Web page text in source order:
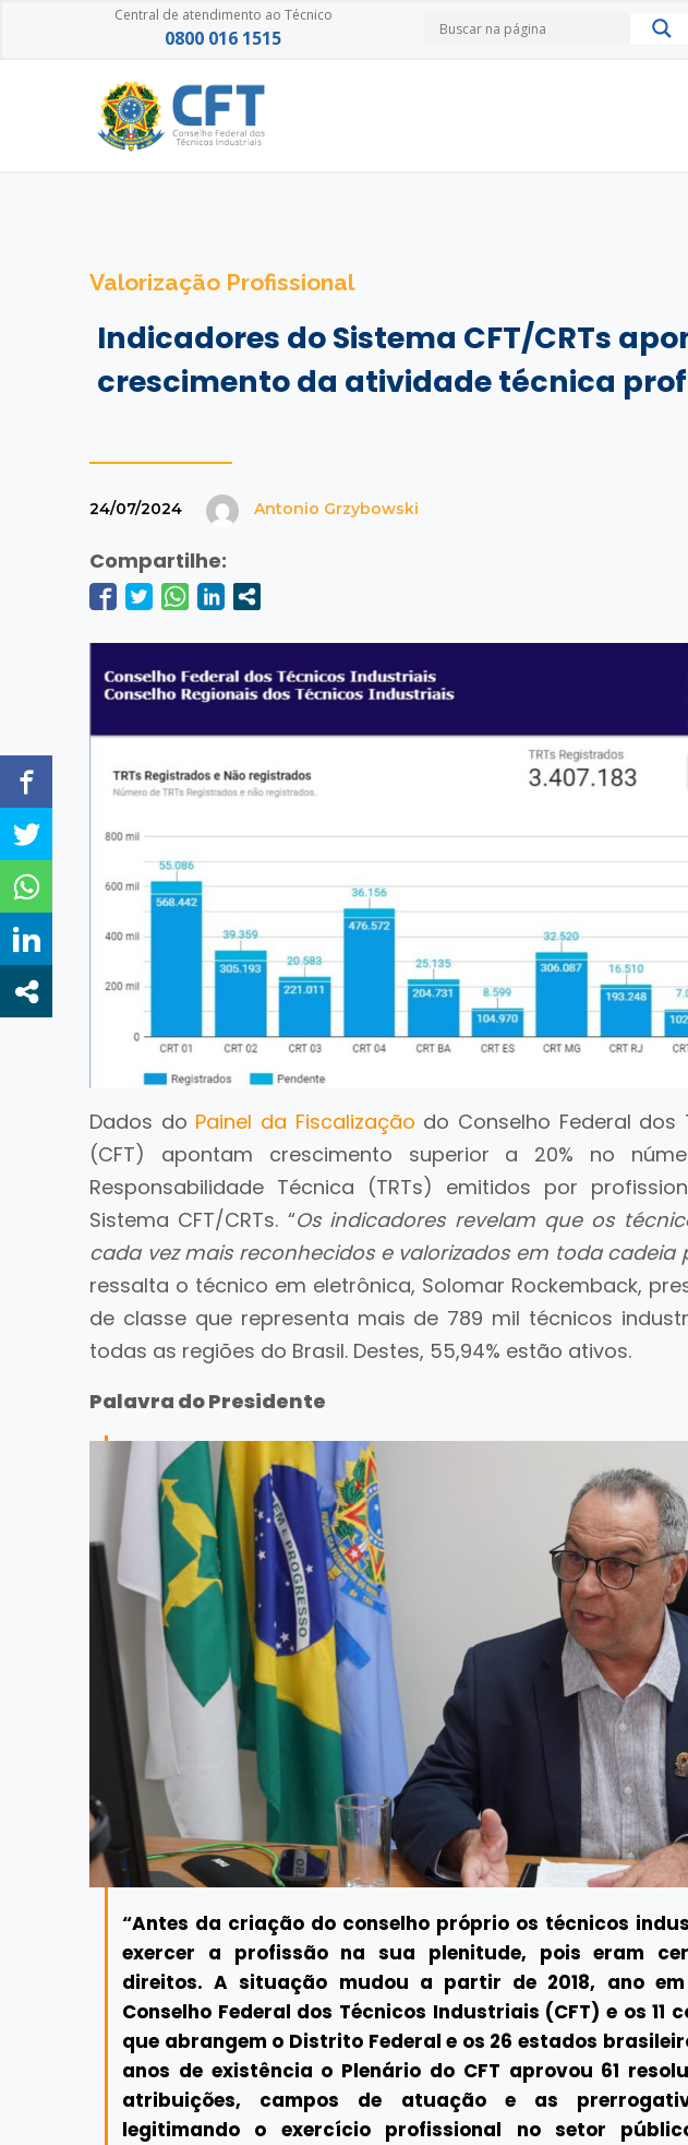
Central de atendimento ao Técnico
0800 016 1515
Valorização Profissional
Indicadores do Sistema CFT/CRTs
crescimento da atividade técnica
24/07/2024 Antonio Grzybowski
Compartilhe:
Dados do Painel da Fiscalização do Conselho Federal dos
(CFT) apontam crescimento superior a 20% no
Responsabilidade Técnica (TRTs) emitidos por
Sistema CFT/CRTs. “Os indicadores revelam que os
cada vez mais reconhecidos e valorizados em toda
ressalta o técnico em eletrônica, Solomar Rockemback,
de classe que representa mais de 789 mil técnicos
todas as regiões do Brasil. Destes, 55,94% estão ativos.
Palavra do Presidente
“Antes da criação do conselho próprio os técnicos
exercer a profissão na sua plenitude, pois eram
direitos. A situação mudou a partir de 2018, ano
Conselho Federal dos Técnicos Industriais (CFT) e os 11
que abrangem o Distrito Federal e os 26 estados
anos de existência o Plenário do CFT aprovou 61
atribuições, campos de atuação e as
legitimando o exercício profissional no setor